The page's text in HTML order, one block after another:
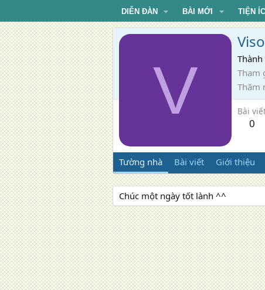
DIỄN ĐÀN BÀI MỚI TIỆN
V Thành
Tham
Thăm
Bài
0
Tường nhà Bài viết Giới thiệu
Chúc một ngày tốt lành ^^